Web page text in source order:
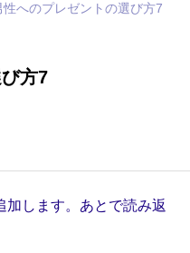
性へのプレゼントの選び方7
方7
します。あとで読み返